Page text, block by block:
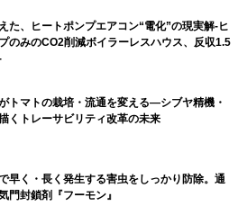
た、ヒートポンプエアコン“電化”の現実解-ヒ
のみのCO2削減ボイラーレスハウス、反収1.5
トマトの栽培・流通を変える―シブヤ精機・
くトレーサビリティ改革の未来
早く・長く発生する害虫をしっかり防除。通
門封鎖剤『フーモン』